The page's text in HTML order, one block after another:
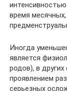
время
Иногда
является
родов), в
проявлением
серьезных